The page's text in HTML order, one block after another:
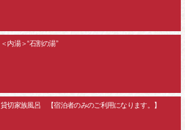
＜内湯＞“石割の湯”
貸切家族風呂 【宿泊者のみのご利用になります。】